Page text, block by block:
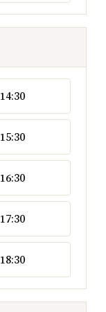
14:30
15:30
16:30
17:30
18:30